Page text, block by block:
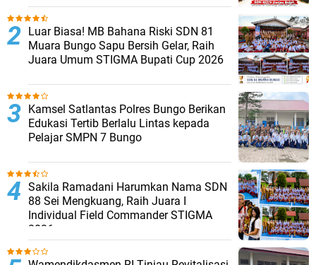
Luar Biasa! MB Bahana Riski SDN 81
Muara Bungo Sapu Bersih Gelar, Raih
Juara Umum STIGMA Bupati Cup 2026
Kamsel Satlantas Polres Bungo Berikan
Edukasi Tertib Berlalu Lintas kepada
Pelajar SMPN 7 Bungo
Sakila Ramadani Harumkan Nama SDN
88 Sei Mengkuang, Raih Juara I
Individual Field Commander STIGMA
2026